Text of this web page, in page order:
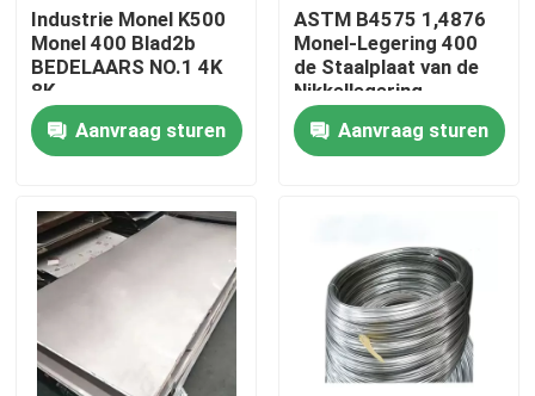
Contacteer ons
Inconel 600 Materiaal
Inconel 625 Materiaal
Incoloy 800-materiaal
Inconel 718 Materiaal
Industrie Monel K500
Monel 400 Blad2b
BEDELAARS NO.1 4K
8K
Aanvraag sturen
ASTM B4575 1,4876
Monel-Legering 400
de Staalplaat van de
Nikkellegering
Aanvraag sturen